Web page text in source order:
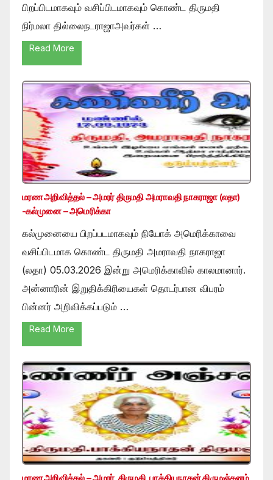
பிறப்பிடமாகவும் வசிப்பிடமாகவும் கொண்ட திருமதி
நிர்மலா தில்லைநடராஜாஅவர்கள் …
Read More
மரண அறிவித்தல் – அமரர் திருமதி அமராவதி நாகராஜா (லதா)
-கல்முனை – அமெரிக்கா
கல்முனையை பிறப்படமாகவும் நியோக் அமெரிக்காவை
வசிப்பிடமாக கொண்ட திருமதி அமராவதி நாகராஜா
(லதா) 05.03.2026 இன்று அமெரிக்காவில் காலமானார்.
அன்னாரின் இறுதிக்கிரியைகள் தொடர்பான விபரம்
பின்னர் அறிவிக்கப்படும் …
Read More
மரண அறிவித்தல் – அமரர். திருமதி. பாக்கியநாதன் திருமஞ்சனம்